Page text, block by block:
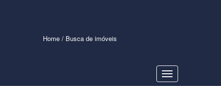
Home / Busca de imóveis
Navegaçåo